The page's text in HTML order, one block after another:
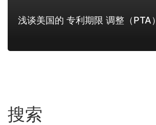
浅谈美国的 专利期限 调整（PTA）
搜索